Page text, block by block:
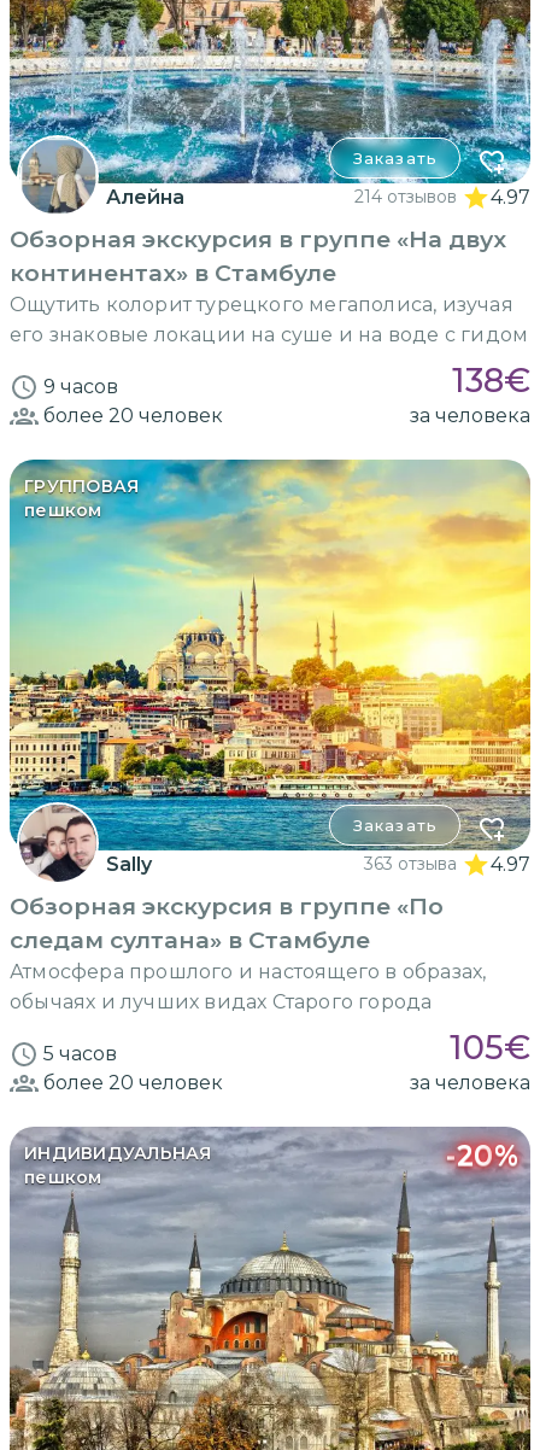
Заказать
Алейна 214 отзывов 4.97
Обзорная экскурсия в группе «На двух
континентах» в Стамбуле
Ощутить колорит турецкого мегаполиса, изучая
его знаковые локации на суше и на воде с гидом
9 часов 138€
более 20 человек за человека
ГРУППОВАЯ
пешком
Заказать
Sally 363 отзыва 4.97
Обзорная экскурсия в группе «По
следам султана» в Стамбуле
Атмосфера прошлого и настоящего в образах,
обычаях и лучших видах Старого города
5 часов 105€
более 20 человек за человека
ИНДИВИДУАЛЬНАЯ
пешком
-20%